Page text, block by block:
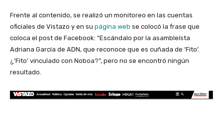
Frente al contenido, se realizó un monitoreo en las cuentas
oficiales de Vistazo y en su página web se colocó la frase que
coloca el post de Facebook: “Escándalo por la asambleísta
Adriana García de ADN, que reconoce que es cuñada de ‘Fito’.
¿’Fito’ vinculado con Noboa?”, pero no se encontró ningún
resultado.